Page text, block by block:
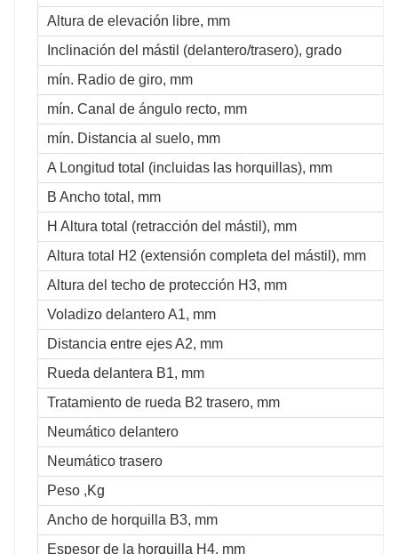
Altura de elevación libre, mm
Inclinación del mástil (delantero/trasero), grado
mín. Radio de giro, mm
mín. Canal de ángulo recto, mm
mín. Distancia al suelo, mm
A Longitud total (incluidas las horquillas), mm
B Ancho total, mm
H Altura total (retracción del mástil), mm
Altura total H2 (extensión completa del mástil), mm
Altura del techo de protección H3, mm
Voladizo delantero A1, mm
Distancia entre ejes A2, mm
Rueda delantera B1, mm
Tratamiento de rueda B2 trasero, mm
Neumático delantero
Neumático trasero
Peso ,Kg
Ancho de horquilla B3, mm
Espesor de la horquilla H4, mm